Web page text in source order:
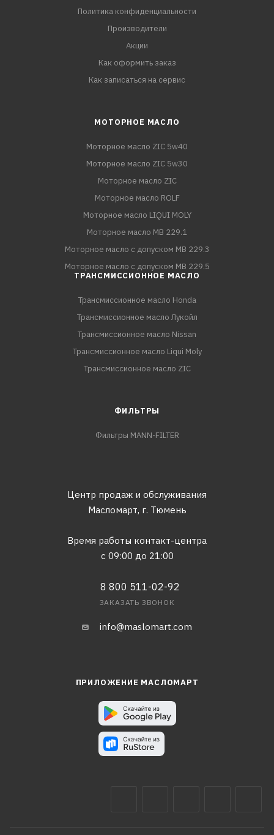
Политика конфиденциальности
Производители
Акции
Как оформить заказ
Как записаться на сервис
МОТОРНОЕ МАСЛО
Моторное масло ZIC 5w40
Моторное масло ZIC 5w30
Моторное масло ZIC
Моторное масло ROLF
Моторное масло LIQUI MOLY
Моторное масло MB 229.1
Моторное масло с допуском MB 229.3
Моторное масло с допуском MB 229.5
ТРАНСМИССИОННОЕ МАСЛО
Трансмиссионное масло Honda
Трансмиссионное масло Лукойл
Трансмиссионное масло Nissan
Трансмиссионное масло Liqui Moly
Трансмиссионное масло ZIC
ФИЛЬТРЫ
Фильтры MANN-FILTER
Центр продаж и обслуживания
Масломарт, г. Тюмень
Время работы контакт-центра
с 09:00 до 21:00
8 800 511-02-92
ЗАКАЗАТЬ ЗВОНОК
info@maslomart.com
ПРИЛОЖЕНИЕ МАСЛОМАРТ